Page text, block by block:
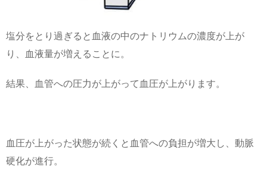
塩分をとり過ぎると血液の中のナトリウムの濃度が上が
り、血液量が増えることに。
結果、血管への圧力が上がって血圧が上がります。
血圧が上がった状態が続くと血管への負担が増大し、動脈
硬化が進行。